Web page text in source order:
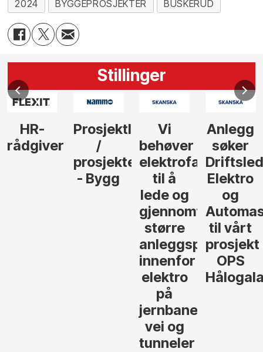
2024 BYGGEPROSJEKTER BUSKERUD
Stillinger
HR-
rådgiver
Prosjektleder
/
prosjekteringsleder
- Bygg
Vi
behøver
elektrofagfolk
til å
lede og
gjennomføre
større
anleggsprosjekter
innenfor
elektro
på
jernbane,
vei og
tunneler
Anlegg
søker
Elektro
og
til vårt
prosjekt
OPS